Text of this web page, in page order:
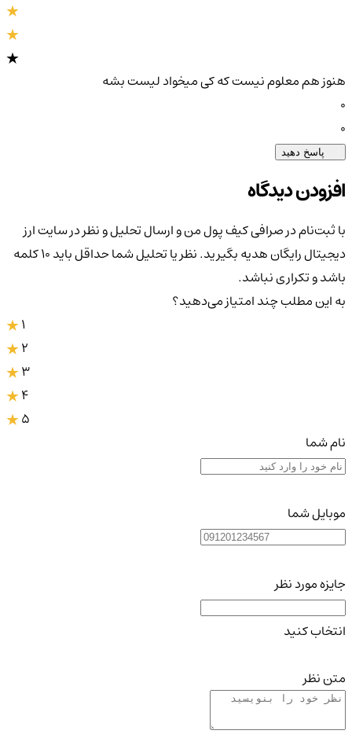
هنوز هم معلوم نیست که کی میخواد لیست بشه
پاسخ دهید
افزودن دیدگاه
با ثبت‌نام در صرافی کیف پول من و ارسال تحلیل و نظر در سایت ارز
دیجیتال رایگان هدیه بگیرید. نظر یا تحلیل شما حداقل باید ۱۰ کلمه
باشد و تکراری نباشد.
به این مطلب چند امتیاز می‌دهید؟
3
4
5
نام شما
موبایل شما
جایزه مورد نظر
انتخاب کنید
متن نظر